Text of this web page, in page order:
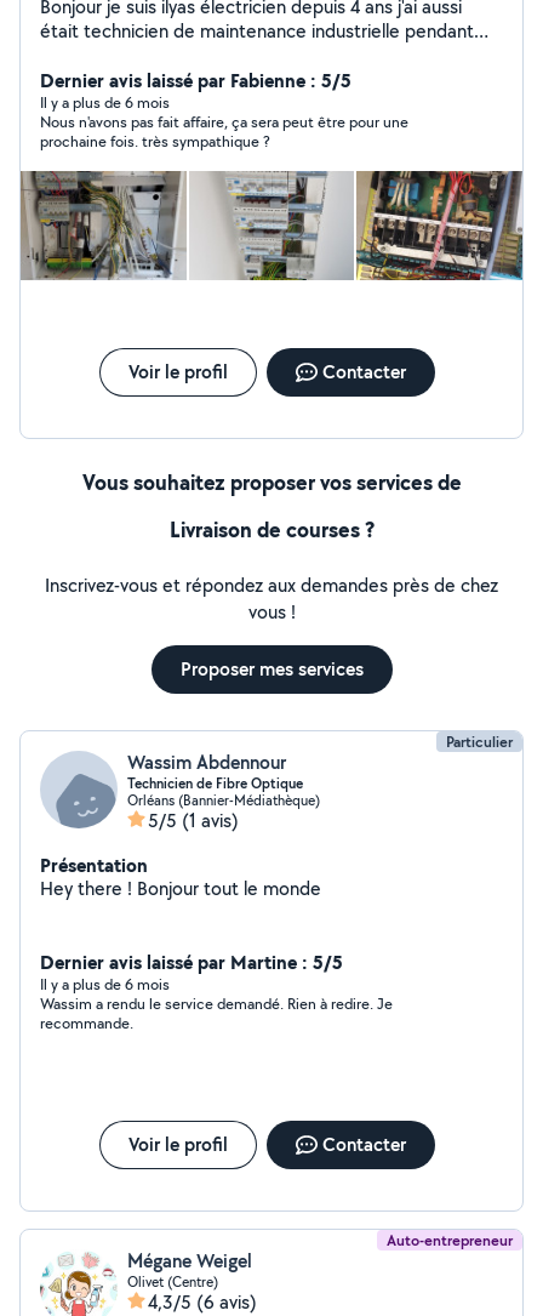
Bonjour je suis ilyas électricien depuis 4 ans j'ai aussi
était technicien de maintenance industrielle pendant
compétences à votre disposition merci de votre
confiance.
Dernier avis laissé par Fabienne : 5/5
Il y a plus de 6 mois
Nous n'avons pas fait affaire, ça sera peut être pour une
prochaine fois. très sympathique ?
Voir le profil Contacter
Vous souhaitez proposer vos services de
Livraison de courses ?
Inscrivez-vous et répondez aux demandes près de chez
vous !
Proposer mes services
Particulier
Wassim Abdennour
Technicien de Fibre Optique
Orléans (Bannier-Médiathèque)
5/5 (1 avis)
Présentation
Hey there ! Bonjour tout le monde
Dernier avis laissé par Martine : 5/5
Il y a plus de 6 mois
Wassim a rendu le service demandé. Rien à redire. Je
recommande.
Voir le profil Contacter
Auto-entrepreneur
Mégane Weigel
Olivet (Centre)
4,3/5 (6 avis)